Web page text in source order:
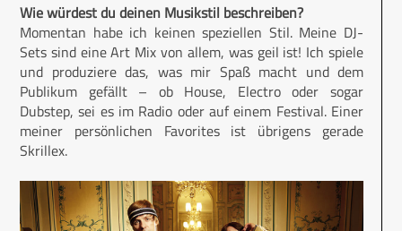
Wie würdest du deinen Musikstil beschreiben?
Momentan habe ich keinen speziellen Stil. Meine DJ-
Sets sind eine Art Mix von allem, was geil ist! Ich spiele
und produziere das, was mir Spaß macht und dem
Publikum gefällt – ob House, Electro oder sogar
Dubstep, sei es im Radio oder auf einem Festival. Einer
meiner persönlichen Favorites ist übrigens gerade
Skrillex.